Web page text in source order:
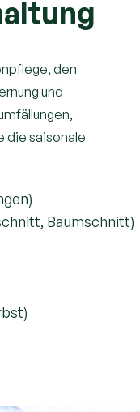
den
und
die saisonale
Baumschnitt)